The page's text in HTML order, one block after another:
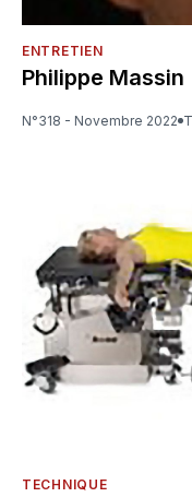
ENTRETIEN
Philippe Massin
N°318 - Novembre 2022
TECHNIQUE